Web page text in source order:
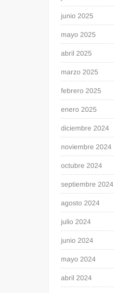
junio 2025
mayo 2025
abril 2025
marzo 2025
febrero 2025
enero 2025
diciembre 2024
noviembre 2024
octubre 2024
septiembre 2024
agosto 2024
julio 2024
junio 2024
mayo 2024
abril 2024